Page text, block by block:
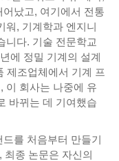
났고, 여기에서 전통
워, 기계학과 엔지니
니다. 기술 전문학교
에 정밀 기계의 설계
제조업체에서 기계 프
이 회사는 나중에 유
바뀌는 데 기여했습
를 처음부터 만들기
최종 논문은 자신의